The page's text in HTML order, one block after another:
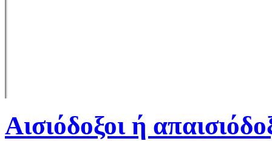
Αισιόδοξοι ή